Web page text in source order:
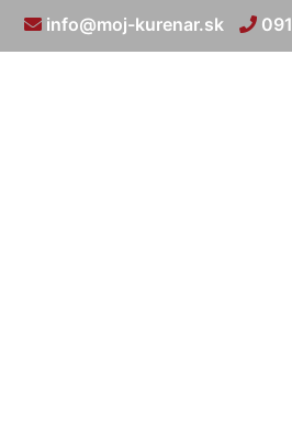
info@moj-kurenar.sk